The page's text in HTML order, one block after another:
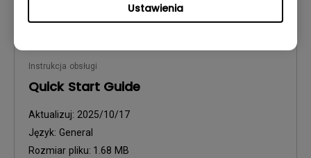
Ustawienia
Instrukcja obsługi
Quick Start Guide
Aktualizuj: 2025/10/17
Język: General
Rozmiar pliku: 1.68 MB